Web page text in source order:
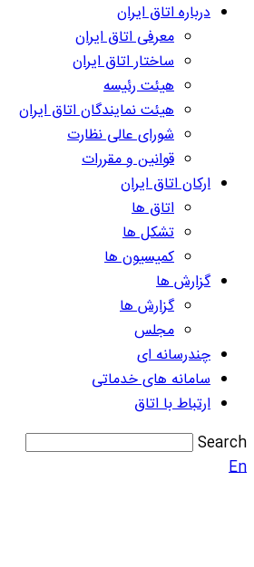
درباره اتاق ایران
معرفی اتاق ایران
ساختار اتاق ایران
هیئت رئیسه
هیئت نمایندگان اتاق ایران
شورای عالی نظارت
قوانین و مقررات
ارکان اتاق ایران
اتاق ها
تشکل ها
کمیسیون ها
گزارش ها
گزارش ها
مجلس
چندرسانه ای
سامانه های خدماتی
ارتباط با اتاق
Search
En